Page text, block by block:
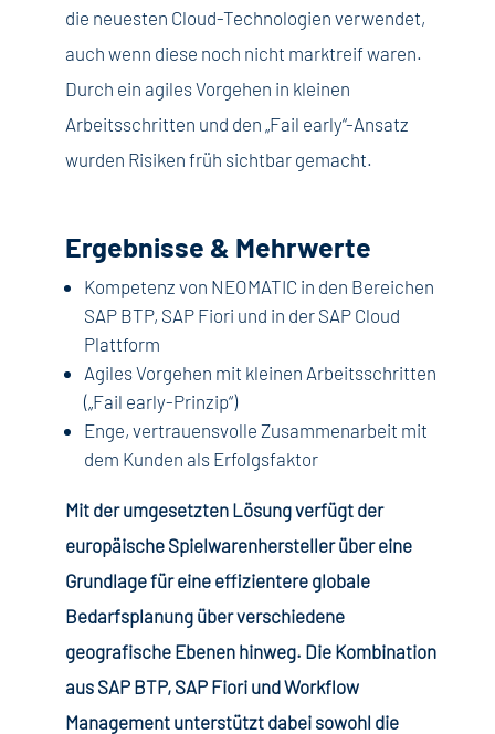
die neuesten Cloud-Technologien verwendet,
auch wenn diese noch nicht marktreif waren.
Durch ein agiles Vorgehen in kleinen
Arbeitsschritten und den „Fail early“-Ansatz
wurden Risiken früh sichtbar gemacht.
Ergebnisse & Mehrwerte
Kompetenz von NEOMATIC in den Bereichen
SAP BTP, SAP Fiori und in der SAP Cloud
Plattform
Agiles Vorgehen mit kleinen Arbeitsschritten
(„Fail early-Prinzip“)
Enge, vertrauensvolle Zusammenarbeit mit
dem Kunden als Erfolgsfaktor
Mit der umgesetzten Lösung verfügt der
europäische Spielwarenhersteller über eine
Grundlage für eine effizientere globale
Bedarfsplanung über verschiedene
geografische Ebenen hinweg. Die Kombination
aus SAP BTP, SAP Fiori und Workflow
Management unterstützt dabei sowohl die